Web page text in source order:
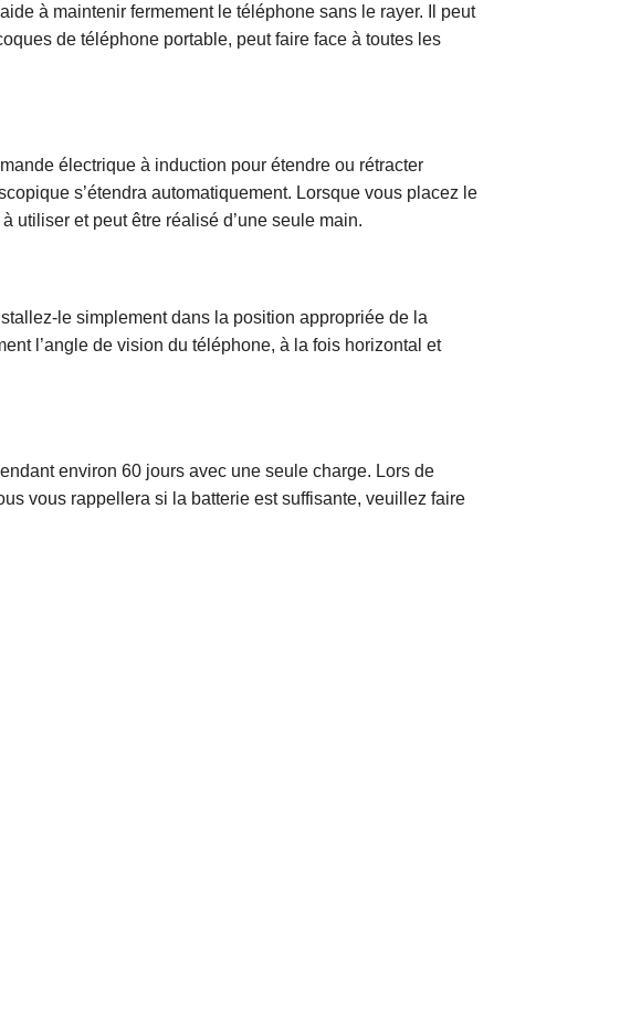
à maintenir fermement le téléphone sans le rayer. Il peut
de téléphone portable, peut faire face à toutes les
électrique à induction pour étendre ou rétracter
s’étendra automatiquement. Lorsque vous placez le
utiliser et peut être réalisé d’une seule main.
le simplement dans la position appropriée de la
l’angle de vision du téléphone, à la fois horizontal et
environ 60 jours avec une seule charge. Lors de
vous rappellera si la batterie est suffisante, veuillez faire